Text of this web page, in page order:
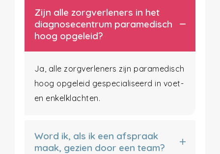
Zijn alle zorgverleners in het
diagnosecentrum paramedisch
hoog opgeleid?
Ja, alle zorgverleners zijn paramedisch
hoog opgeleid gespecialiseerd in voet-
en enkelklachten.
Word ik, als ik een afspraak
maak, gezien door een team?